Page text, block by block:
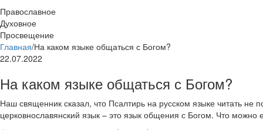
Православное
Духовное
Просвещение
Главная/На каком языке общаться с Богом?
22.07.2022
На каком языке общаться с Богом?
Наш священник сказал, что Псалтирь на русском языке читать не
церковнославянский язык – это язык общения с Богом. Что можно